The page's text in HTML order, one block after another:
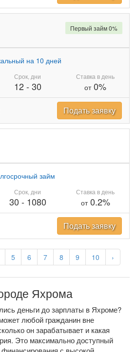
5 6 7 8 9 10 ›
на 10 дней
Срок, дни
12- 30
Ставка в день
от0%
Первый займ 0%
Подать заявку
займ
Срок, дни
30 - 1080
Ставка в день
от0.2%
Подать заявку
Яхрома
деньги до зарплаты в Яхроме?
любой гражданин вне
он зарабатывает и какая
Это максимально доступный